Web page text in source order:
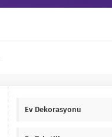
Ev Dekorasyonu